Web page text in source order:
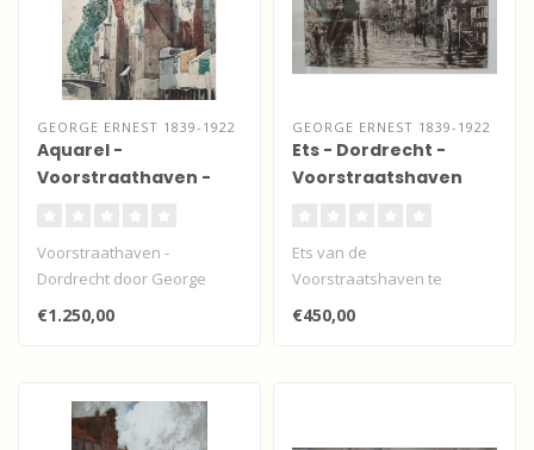
GEORGE ERNEST 1839-1922
Aquarel -
Voorstraathaven -
Voorstraathaven -
Dordrecht door George
Ernest.
Vooralsnog niet te koop
€1.250,00
GEORGE ERNEST 1839-1922
Ets - Dordrecht -
Voorstraatshaven
Ets van de
Voorstraatshaven te
Dordrecht met de
Pelserbrug en de Grote- of
€450,00